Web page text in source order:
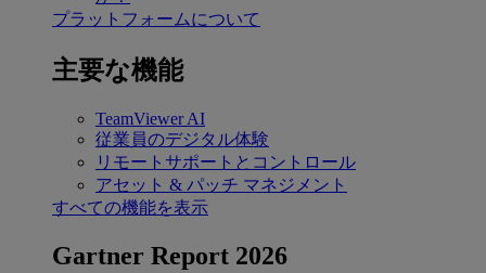
プラットフォームについて
主要な機能
TeamViewer AI
従業員のデジタル体験
リモートサポートとコントロール
アセット & パッチ マネジメント
すべての機能を表示
Gartner Report 2026